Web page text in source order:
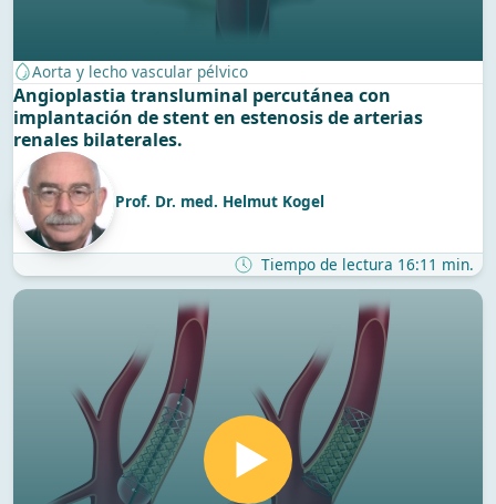
Aorta y lecho vascular pélvico
Angioplastia transluminal percutánea con
implantación de stent en estenosis de arterias
renales bilaterales.
Prof. Dr. med. Helmut Kogel
Tiempo de lectura 16:11 min.